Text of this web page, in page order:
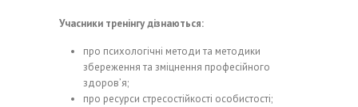
Учасники тренінгу дізнаються:
про психологічні методи та методики
збереження та зміцнення професійного
здоров’я;
про ресурси стресостійкості особистості;